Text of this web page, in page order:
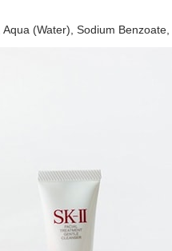
(Water), Sodium